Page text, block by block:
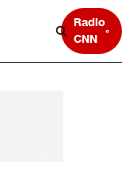
Radio
CNN